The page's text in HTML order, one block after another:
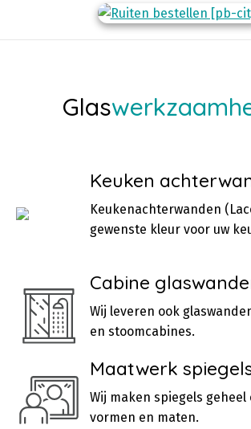
Glas
Keuken
Keukenachterwanden
gewenste kleur voor uw
Cabine
Wij leveren ook
en stoomcabines.
Maatwerk
Wij maken spiegels geheel
vormen en maten.